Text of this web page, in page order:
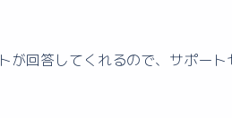
が回答してくれるので、サポー